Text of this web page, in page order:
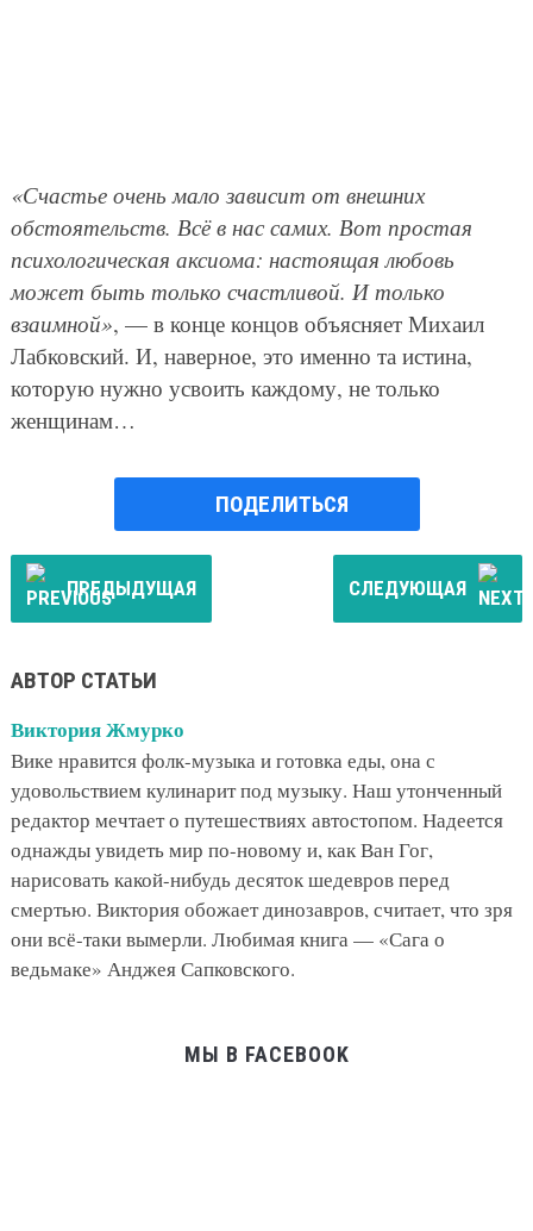
«Счастье очень мало зависит от внешних
обстоятельств. Всё в нас самих. Вот простая
психологическая аксиома: настоящая любовь
может быть только счастливой. И только
взаимной», — в конце концов объясняет Михаил
Лабковский. И, наверное, это именно та истина,
которую нужно усвоить каждому, не только
женщинам…
ПОДЕЛИТЬСЯ
ПРЕДЫДУЩАЯ СЛЕДУЮЩАЯ
АВТОР СТАТЬИ
Виктория Жмурко
Вике нравится фолк-музыка и готовка еды, она с
удовольствием кулинарит под музыку. Наш утонченный
редактор мечтает о путешествиях автостопом. Надеется
однажды увидеть мир по-новому и, как Ван Гог,
нарисовать какой-нибудь десяток шедевров перед
смертью. Виктория обожает динозавров, считает, что зря
они всё-таки вымерли. Любимая книга — «Сага о
ведьмаке» Анджея Сапковского.
МЫ В FACEBOOK